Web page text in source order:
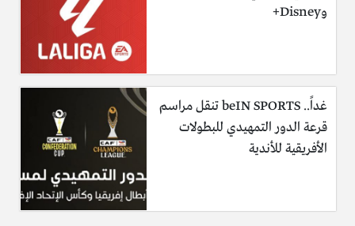
وDisney+
غداً.. beIN SPORTS تنقل مراسم
قرعة الدور التمهيدي للبطولات
الأفريقية للأندية